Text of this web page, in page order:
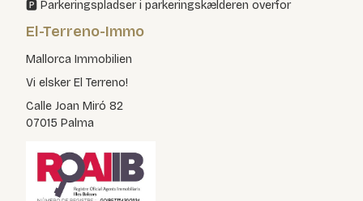
🅿️ Parkeringspladser i parkeringskælderen overfor
El-Terreno-Immo
Mallorca Immobilien
Vi elsker El Terreno!
Calle Joan Miró 82
07015 Palma